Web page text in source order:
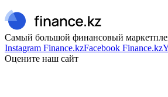
Самый большой финансовый
Instagram Finance.kzFacebook Finance.kz
Оцените наш сайт